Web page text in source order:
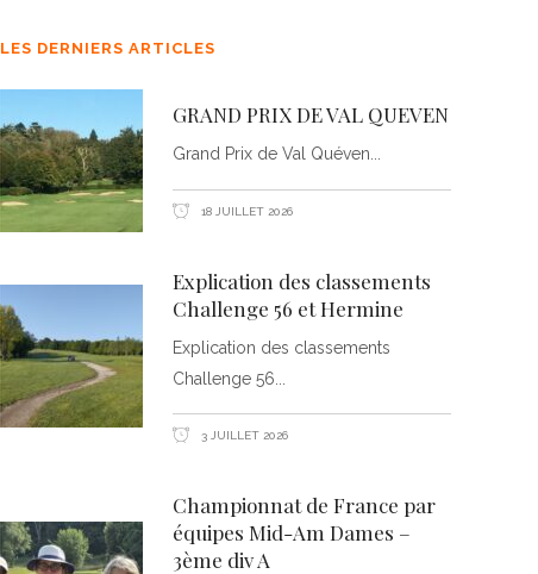
LES DERNIERS ARTICLES
GRAND PRIX DE VAL QUEVEN
Grand Prix de Val Quéven
18 JUILLET 2026
Explication des classements
Challenge 56 et Hermine
Explication des classements
Challenge 56
3 JUILLET 2026
Championnat de France par
équipes Mid-Am Dames –
3ème div A